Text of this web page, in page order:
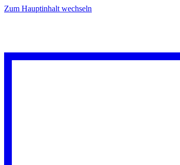
Zum Hauptinhalt wechseln